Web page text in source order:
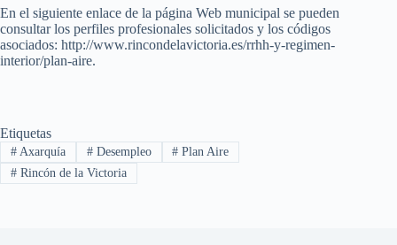
En el siguiente enlace de la página Web municipal se pueden
consultar los perfiles profesionales solicitados y los códigos
asociados: http://www.rincondelavictoria.es/rrhh-y-regimen-
interior/plan-aire.
Etiquetas
#Axarquía #Desempleo # Plan Aire
#Rincón de la Victoria